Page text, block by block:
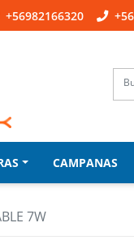
+56982166320
CAMPANAS
7W